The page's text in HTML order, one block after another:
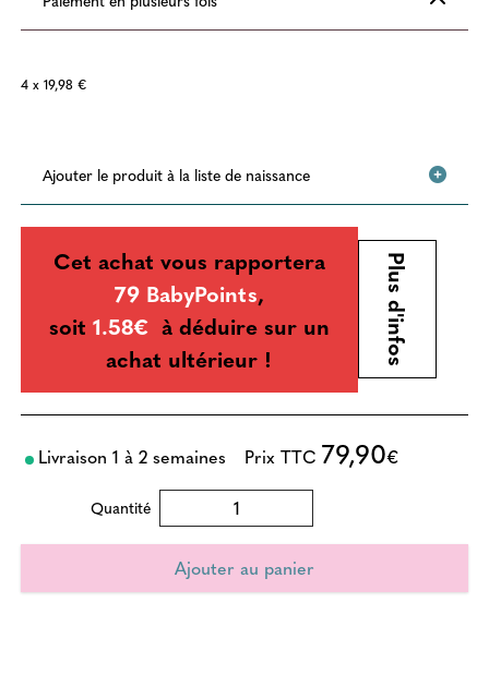
4 x 19,98 €
Ajouter le produit à la liste de naissance
Cet achat vous rapportera
79 BabyPoints,
soit 1.58€ à déduire sur un
achat ultérieur !
Plus d'infos
Livraison 1 à 2 semaines Prix TTC 79,90€
Quantité